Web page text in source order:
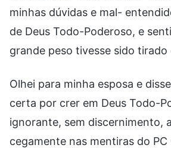
minhas dúvidas e mal-
de Deus Todo-Poderoso, e
grande peso tivesse sido tirado
Olhei para minha esposa e
certa por crer em Deus Todo-
ignorante, sem discernimento,
cegamente nas mentiras do PC